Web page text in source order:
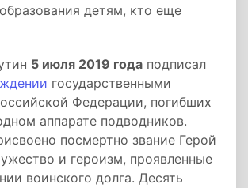
детям, кто еще
5 июля 2019 года подписал
государственными
Федерации, погибших
аппарате подводников.
посмертно звание Герой
и героизм, проявленные
воинского долга. Десять